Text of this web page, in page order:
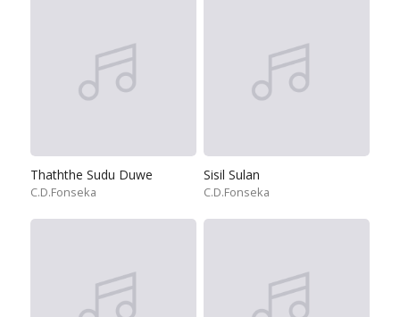
Thaththe Sudu Duwe
C.D.Fonseka
Sisil Sulan
C.D.Fonseka